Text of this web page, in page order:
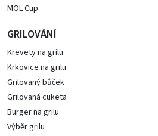
MOL Cup
GRILOVÁNÍ
Krevety na grilu
Krkovice na grilu
Grilovaný bůček
Grilovaná cuketa
Burger na grilu
Výběr grilu